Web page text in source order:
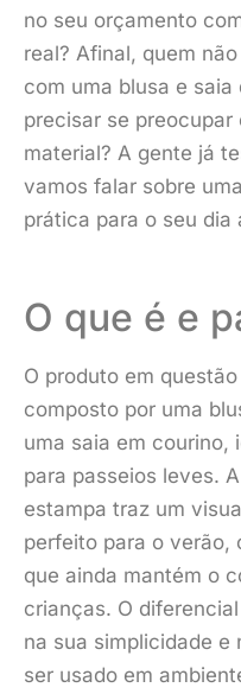
no seu orçamento
real? Afinal, quem
com uma blusa e
precisar se
material? A gente já
vamos falar sobre
prática para o seu dia
O que é e
O produto em
composto por uma
uma saia em courino,
para passeios leves.
estampa traz um
perfeito para o verão,
que ainda mantém o
crianças. O
na sua simplicidade e
ser usado em